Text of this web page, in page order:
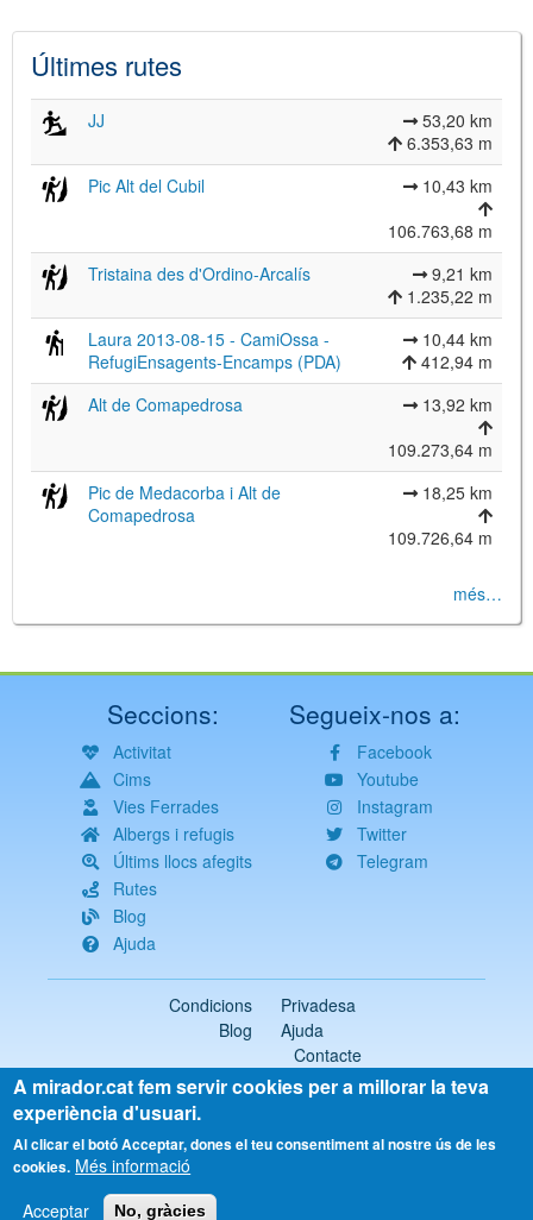
Últimes rutes
JJ
53,20 km
6.353,63 m
Pic Alt del Cubil
10,43 km
106.763,68 m
Tristaina des d'Ordino-Arcalís
9,21 km
1.235,22 m
Laura 2013-08-15 - CamiOssa -
RefugiEnsagents-Encamps (PDA)
10,44 km
412,94 m
Alt de Comapedrosa
13,92 km
109.273,64 m
Pic de Medacorba i Alt de
Comapedrosa
18,25 km
109.726,64 m
més…
Seccions:
Activitat
Cims
Vies Ferrades
Albergs i refugis
Últims llocs afegits
Rutes
Blog
Ajuda
Segueix-nos a:
Facebook
Youtube
Instagram
Twitter
Telegram
Condicions
Privadesa
Blog
Ajuda
Contacte
2018-2026 ©mirador.cat
Tots els drets reservats
Select
language
A mirador.cat fem servir cookies per a millorar la teva
experiència d'usuari.
Al clicar el botó Acceptar, dones el teu consentiment al nostre ús de les
cookies. Més informació
Acceptar
No, gràcies